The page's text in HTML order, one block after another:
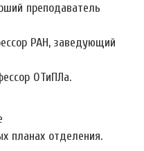
преподаватель
РАН, заведующий
ОТиПЛа.
планах отделения.